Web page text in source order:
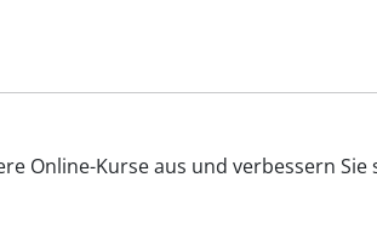
Online-Kurse aus und verbessern Sie